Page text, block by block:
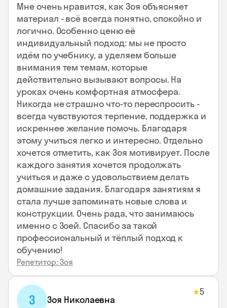
Мне очень нравится, как Зоя объясняет
материал - всё всегда понятно, спокойно и
логично. Особенно ценю её
индивидуальный подход: мы не просто
идём по учебнику, а уделяем больше
внимания тем темам, которые
действительно вызывают вопросы. На
уроках очень комфортная атмосфера.
Никогда не страшно что-то переспросить -
всегда чувствуются терпение, поддержка и
искреннее желание помочь. Благодаря
этому учиться легко и интересно. Отдельно
хочется отметить, как Зоя мотивирует. После
каждого занятия хочется продолжать
учиться и даже с удовольствием делать
домашние задания. Благодаря занятиям я
стала лучше запоминать новые слова и
конструкции. Очень рада, что занимаюсь
именно с Зоей. Спасибо за такой
профессиональный и тёплый подход к
обучению!
Репетитор: Зоя
З Зоя Николаевна
★5